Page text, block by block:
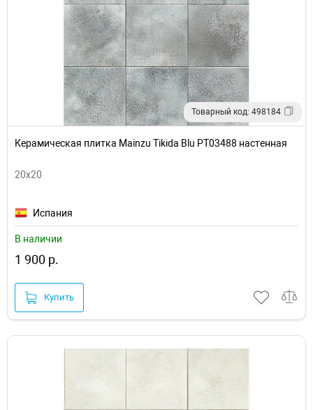
Товарный код: 498184
Керамическая плитка Mainzu Tikida Blu PT03488 настенная
20x20
Испания
В наличии
1 900 р.
Купить